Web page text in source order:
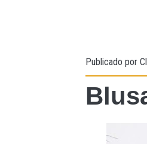
Publicado por